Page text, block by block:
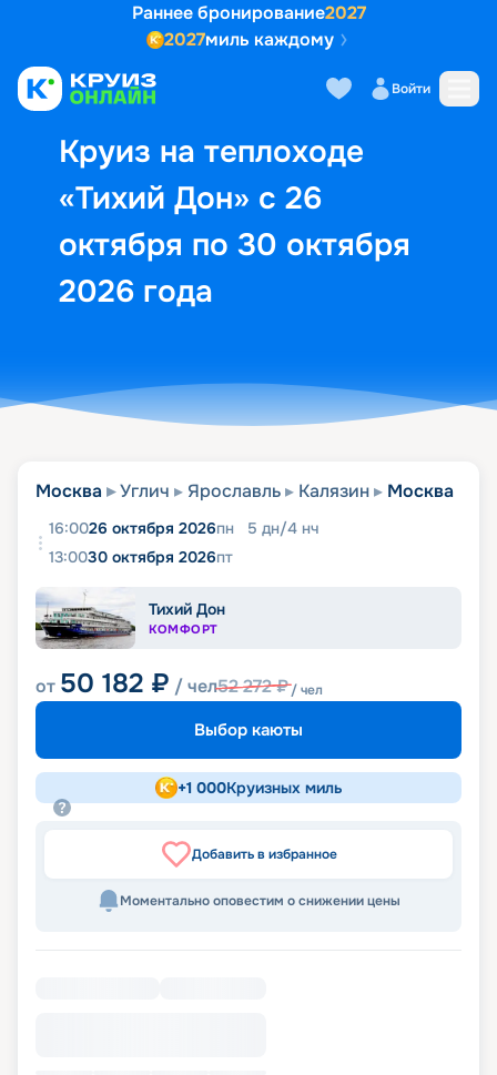
Раннее бронирование2027
2027миль каждому
Войти
Круиз на теплоходе
«Тихий Дон» с 26
октября по 30 октября
2026 года
Выбор кают Маршрут и
Москва Углич Ярославль Калязин Москва
16:0026 октября 2026пн 5 дн/4 нч
13:0030 октября 2026пт
Тихий Дон
КОМФОРТ
от 50 182 ₽ / чел52 272₽/ чел
Выбор каюты
+1 000Круизных миль
Добавить в избранное
Моментально оповестим о снижении цены